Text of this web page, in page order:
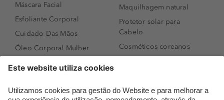
Máscara Facial
Esfoliante Corporal
Cuidado Das Mãos
Óleo Corporal Mulher
Sérum de Rosto
Maquilhagem natural
Protetor solar para
Cabelo
Cosméticos coreanos
Perfumes árabes